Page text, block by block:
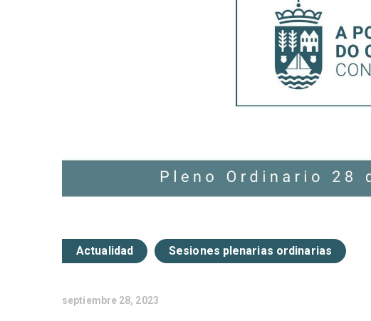
Actualidad Sesiones plenarias ordinarias
septiembre 28, 2023